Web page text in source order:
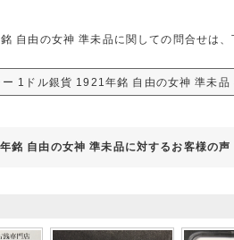
自由の女神 準未品に関しての問合せは、
1ドル銀貨 1921年銘 自由の女神 準未品
銘 自由の女神 準未品に対するお客様の声